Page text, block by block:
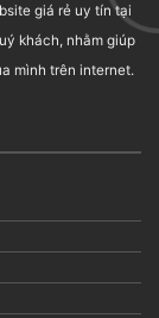
giá rẻ uy tín tại
khách, nhằm giúp
mình trên internet.